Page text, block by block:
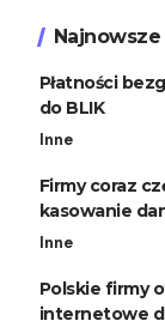
Najnowsze
Płatności
do BLIK
Inne
Firmy coraz
kasowanie
Inne
Polskie firmy
internetowe